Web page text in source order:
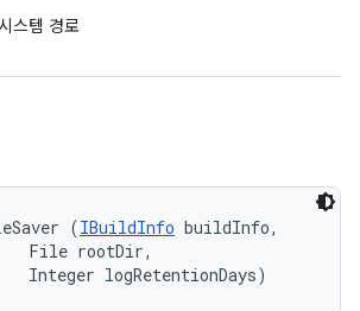
스템 경로
(IBuildInfo buildInfo,
File rootDir,
Integer logRetentionDays)